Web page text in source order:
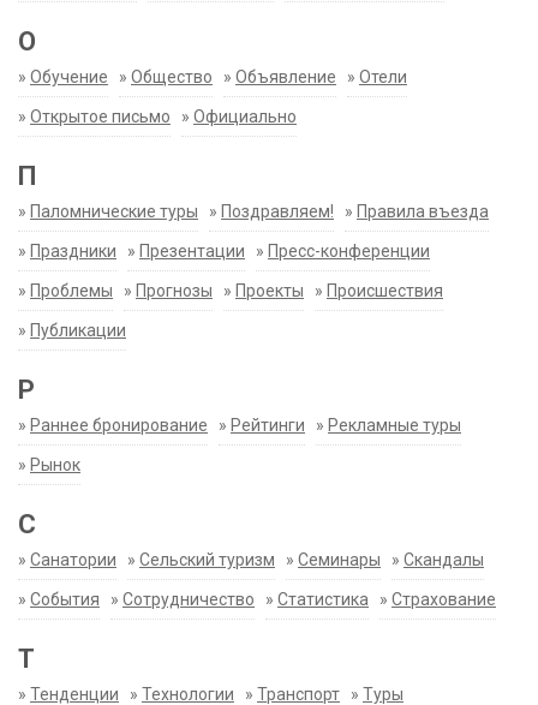
О
» Обучение » Общество » Объявление » Отели
» Открытое письмо » Официально
П
» Паломнические туры » Поздравляем! » Правила въезда
» Праздники » Презентации » Пресс-конференции
» Проблемы » Прогнозы » Проекты » Происшествия
» Публикации
Р
» Раннее бронирование » Рейтинги » Рекламные туры
» Рынок
С
» Санатории » Сельский туризм » Семинары » Скандалы
» События » Сотрудничество » Статистика » Страхование
Т
» Тенденции » Технологии » Транспорт » Туры